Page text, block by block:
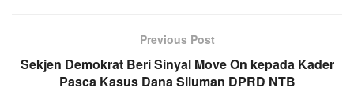
Previous Post
Sekjen Demokrat Beri Sinyal Move On kepada Kader
Pasca Kasus Dana Siluman DPRD NTB